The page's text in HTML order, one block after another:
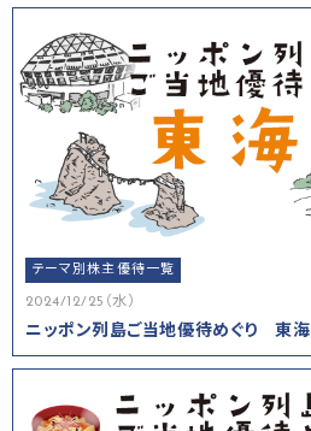
テーマ別株主優待一覧
2024/12/25（水）
ニッポン列島ご当地優待めぐり 東海